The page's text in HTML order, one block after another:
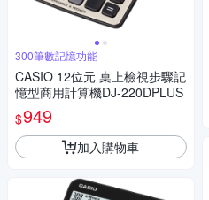
300筆數記憶功能
CASIO 12位元 桌上檢視步驟記
憶型商用計算機DJ-220DPLUS
$949
加入購物車